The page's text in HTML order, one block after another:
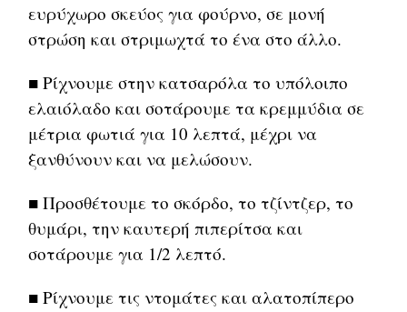
ευρύχωρο σκεύος για φούρνο, σε μονή
στρώση και στριμωχτά το ένα στο άλλο.
■ Ρίχνουμε στην κατσαρόλα το υπόλοιπο
ελαιόλαδο και σοτάρουμε τα κρεμμύδια σε
μέτρια φωτιά για 10 λεπτά, μέχρι να
ξανθύνουν και να μελώσουν.
■ Προσθέτουμε το σκόρδο, το τζίντζερ, το
θυμάρι, την καυτερή πιπερίτσα και
σοτάρουμε για 1/2 λεπτό.
■ Ρίχνουμε τις ντομάτες και αλατοπίπερο